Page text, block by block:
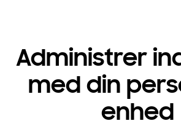
Administrer
med din
enhed